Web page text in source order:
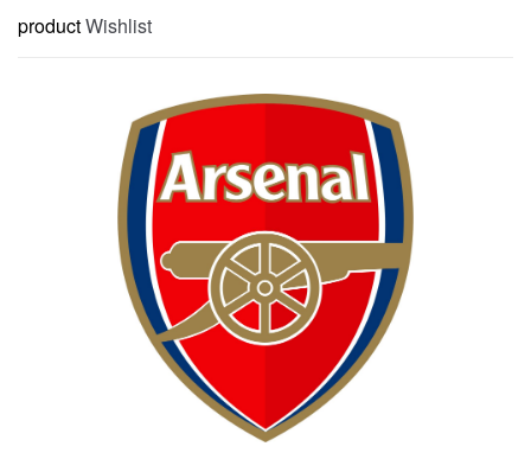
productWishlist